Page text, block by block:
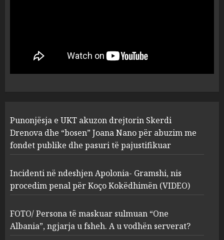
2
procedim penal për Koço
Kokëdhimën (VIDEO)
MARCH 27, 2025
3
sulmuan “One Albania”,
ngjarja u fsheh. A u vodhën
serverat?
MARCH 25, 2025
4
Prokuroria jep pretencën, ja
çfarë dënimi kërkon për
Mariela dhe Antonela
Berishën
MARCH 25, 2025
Punonjësja e UKT akuzon drejtorin Skerdi
Drenova dhe “bosen” Joana Nano për abuzim me
fondet publike dhe pasuri të pajustifikuar
Incidenti në ndeshjen Apolonia- Gramshi, nis
procedim penal për Koço Kokëdhimën (VIDEO)
FOTO/ Persona të maskuar sulmuan “One
Albania”, ngjarja u fsheh. A u vodhën serverat?